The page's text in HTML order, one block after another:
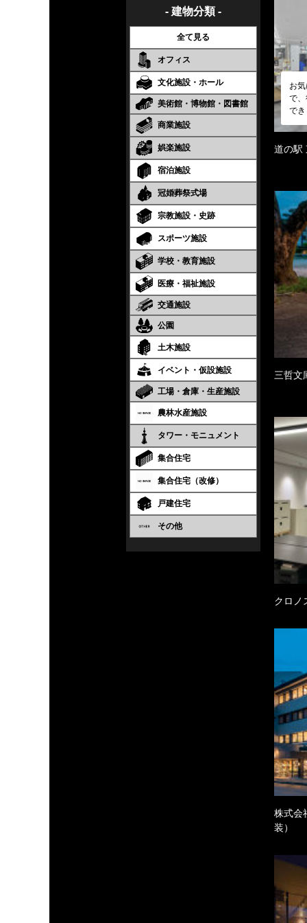
- 建物分類 -
全て見る
オフィス
文化施設・ホール
美術館・博物館・図書館
商業施設
娯楽施設
宿泊施設
冠婚葬祭式場
宗教施設・史跡
スポーツ施設
学校・教育施設
医療・福祉施設
交通施設
公園
土木施設
イベント・仮設施設
工場・倉庫・生産施設
農林水産施設
タワー・モニュメント
集合住宅
集合住宅（改修）
戸建住宅
その他
お
で
で
道の駅
三哲文
クロノ
株式会
装）